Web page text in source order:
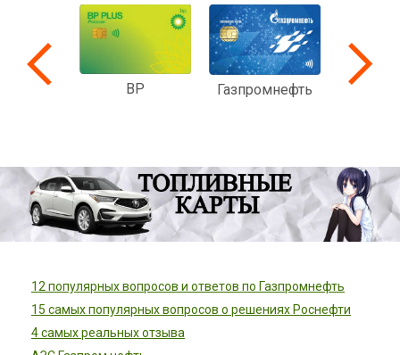
BP Газпромнефть
12 популярных вопросов и ответов по Газпромнефть
15 самых популярных вопросов о решениях Роснефти
4 самых реальных отзыва